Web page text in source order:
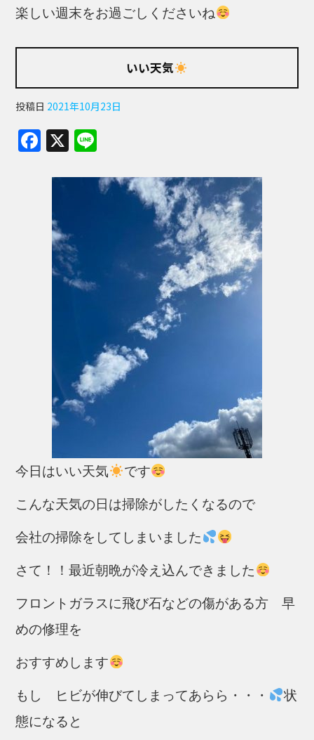
楽しい週末をお過ごしくださいね
いい天気
投稿日 2021年10月23日
F
a
c
b
o
o
X
e
今日はいい天気 です
こんな天気の日は掃除がしたくなるので
会社の掃除をしてしまいました
さて！！最近朝晩が冷え込んできました
フロントガラスに飛び石などの傷がある方 早
めの修理を
おすすめします
もし ヒビが伸びてしまってあらら・・・
状
態になると